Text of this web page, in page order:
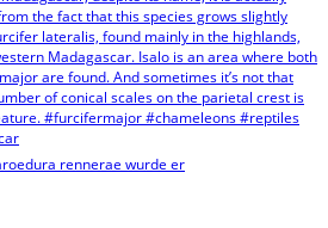
rennerae wurde er